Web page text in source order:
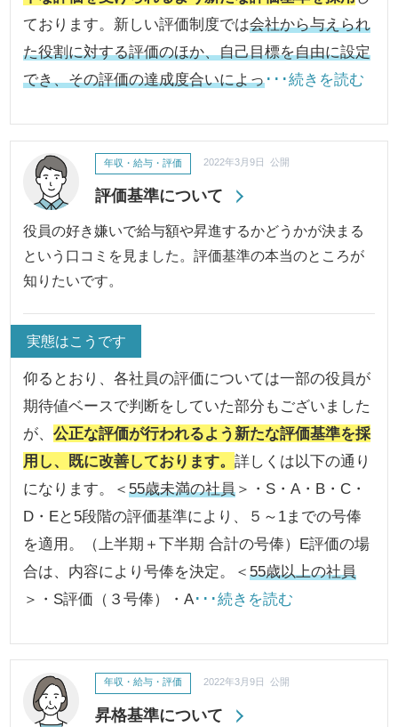
ております。新しい評価制度では会社から与えられ
た役割に対する評価のほか、自己目標を自由に設定
でき、その評価の達成度合いによっ･･･続きを読む
評価基準について
年収・給与・評価 2022年3月9日 公開
役員の好き嫌いで給与額や昇進するかどうかが決まる
という口コミを見ました。評価基準の本当のところが
知りたいです。
実態はこうです
仰るとおり、各社員の評価については一部の役員が
期待値ベースで判断をしていた部分もございました
が、公正な評価が行われるよう新たな評価基準を採
用し、既に改善しております。詳しくは以下の通り
になります。＜55歳未満の社員 ＞・S・A・B・C・
D・Eと5段階の評価基準により、５～1までの号俸
を適用。（上半期＋下半期 合計の号俸）E評価の場
合は、内容により号俸を決定。＜55歳以上の社員
＞・S評価（３号俸）・A･･･続きを読む
昇格基準について
年収・給与・評価 2022年3月9日 公開